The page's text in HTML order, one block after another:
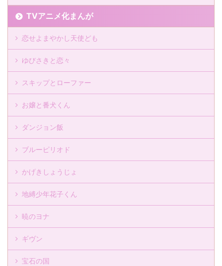
TVアニメ化まんが
恋せよまやかし天使ども
ゆびさきと恋々
スキップとローファー
お嬢と番犬くん
ダンジョン飯
ブルーピリオド
かげきしょうじょ
地縛少年花子くん
暁のヨナ
ギヴン
宝石の国